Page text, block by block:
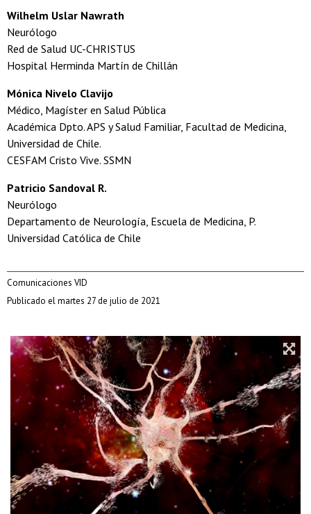
Wilhelm Uslar Nawrath
Neurólogo
Red de Salud UC-CHRISTUS
Hospital Herminda Martín de Chillán
Mónica Nivelo Clavijo
Médico, Magíster en Salud Pública
Académica Dpto. APS y Salud Familiar, Facultad de Medicina,
Universidad de Chile.
CESFAM Cristo Vive. SSMN
Patricio Sandoval R.
Neurólogo
Departamento de Neurología, Escuela de Medicina, P.
Universidad Católica de Chile
Comunicaciones VID
Publicado el martes 27 de julio de 2021